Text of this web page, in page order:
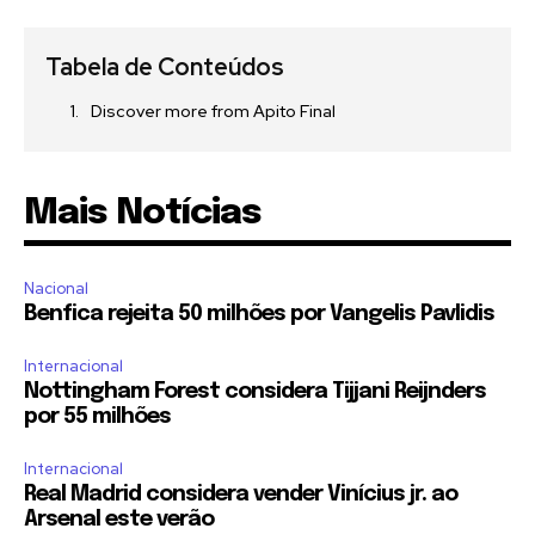
Tabela de Conteúdos
Discover more from Apito Final
Mais Notícias
Nacional
Benfica rejeita 50 milhões por Vangelis Pavlidis
Internacional
Nottingham Forest considera Tijjani Reijnders
por 55 milhões
Internacional
Real Madrid considera vender Vinícius jr. ao
Arsenal este verão